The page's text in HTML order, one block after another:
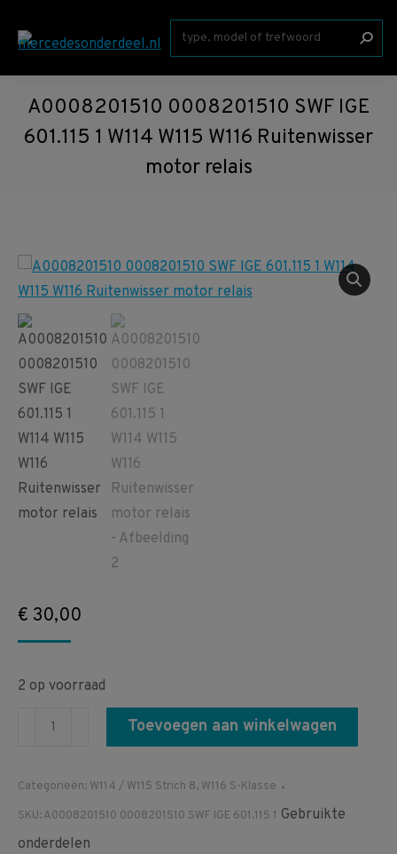
Zoeken:
A0008201510 0008201510 SWF IGE
601.115 1 W114 W115 W116 Ruitenwisser
motor relais
€ 30,00
2 op voorraad
A0008201510
IGE
601.115
1
Toevoegen aan winkelwagen
Categorieën: W114 / W115 Strich 8, W116 S-Klasse
SKU:A0008201510 0008201510 SWF IGE 601.115 1 Gebruikte
onderdelen